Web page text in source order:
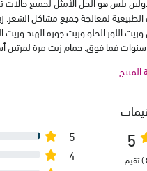
الطبيعية لمعالجة جميع مشاكل الشعر.
وزيت اللوز الحلو وزيت جوزة الهند
المنتج
5
5
4